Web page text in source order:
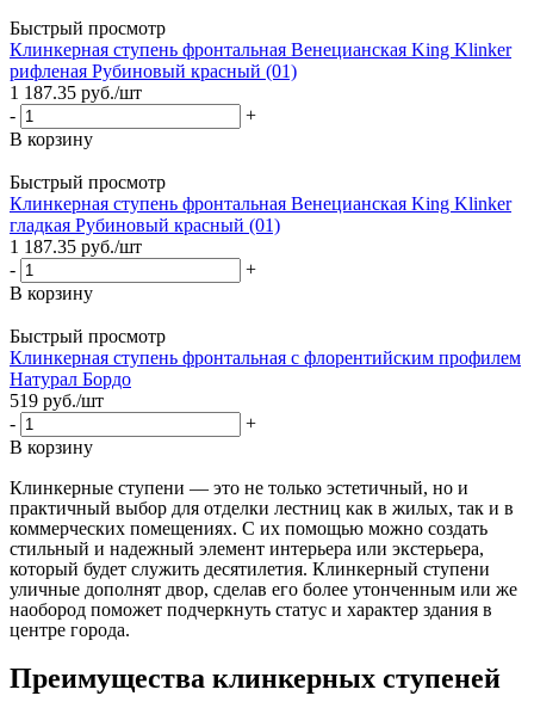
Быстрый просмотр
Клинкерная ступень фронтальная Венецианская King Klinker
рифленая Рубиновый красный (01)
1 187.35 руб./шт
-
+
В корзину
Быстрый просмотр
Клинкерная ступень фронтальная Венецианская King Klinker
гладкая Рубиновый красный (01)
1 187.35 руб./шт
-
+
В корзину
Быстрый просмотр
Клинкерная ступень фронтальная с флорентийским профилем
Натурал Бордо
519 руб./шт
-
+
В корзину
Клинкерные ступени — это не только эстетичный, но и
практичный выбор для отделки лестниц как в жилых, так и в
коммерческих помещениях. С их помощью можно создать
стильный и надежный элемент интерьера или экстерьера,
который будет служить десятилетия. Клинкерный ступени
уличные дополнят двор, сделав его более утонченным или же
наобород поможет подчеркнуть статус и характер здания в
центре города.
Преимущества клинкерных ступеней